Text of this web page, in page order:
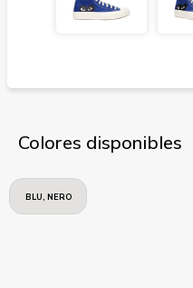
Colores disponibles
BLU, NERO